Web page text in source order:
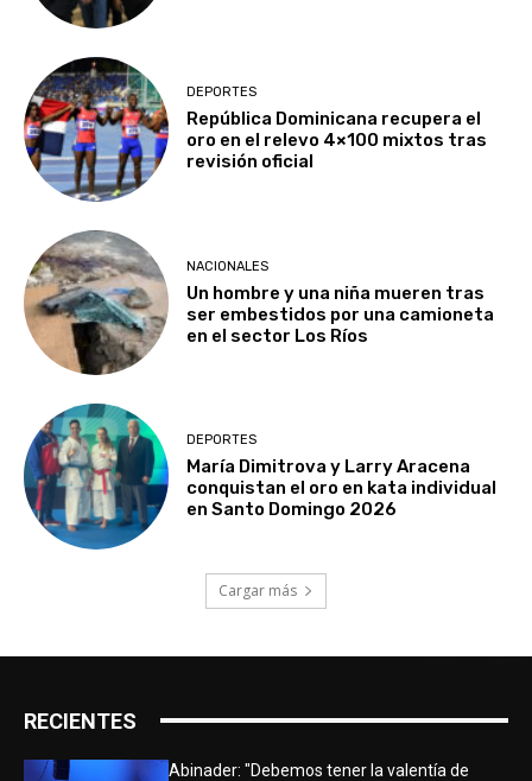
DEPORTES
República Dominicana recupera el
oro en el relevo 4×100 mixtos tras
revisión oficial
NACIONALES
Un hombre y una niña mueren tras
ser embestidos por una camioneta
en el sector Los Ríos
DEPORTES
María Dimitrova y Larry Aracena
conquistan el oro en kata individual
en Santo Domingo 2026
Cargar más
RECIENTES
Abinader: "Debemos tener la valentía de